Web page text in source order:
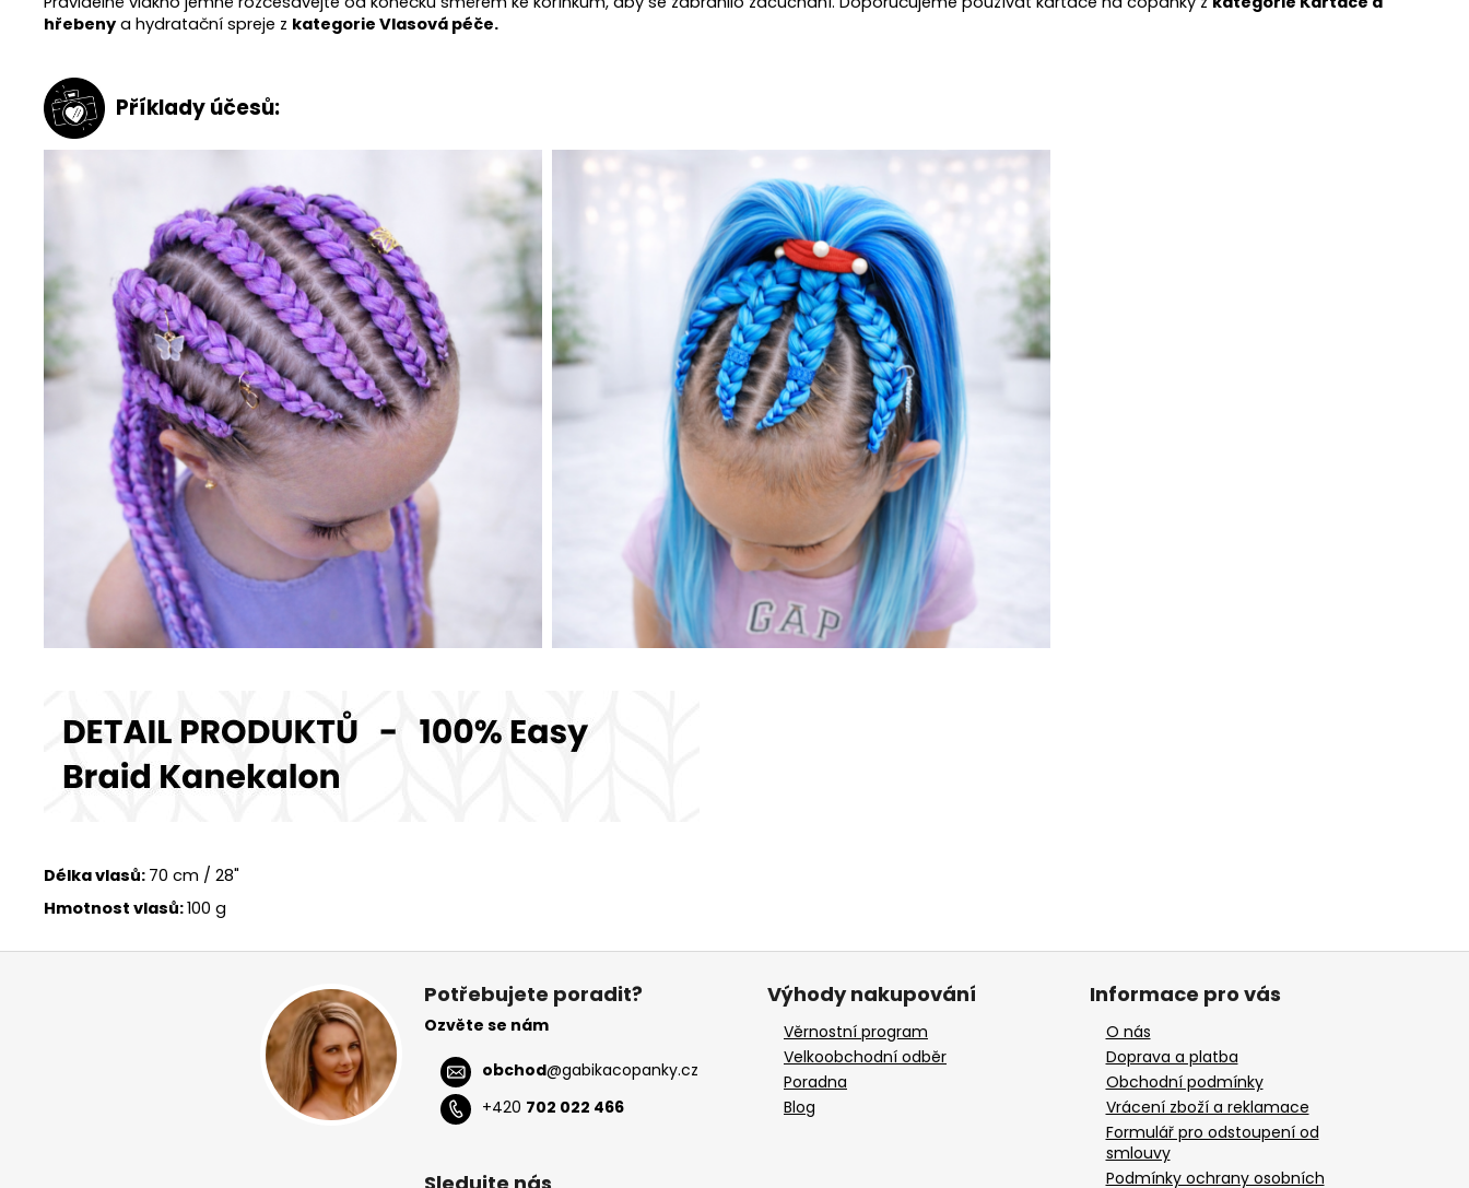
hřebeny a hydratační spreje z kategorie Vlasová péče.
Příklady účesů:
Délka vlasů: 70 cm / 28"
Hmotnost vlasů:100 g
Potřebujete poradit?
Ozvěte se nám
obchod@gabikacopanky.cz
+420 702 022 466
Výhody nakupování
Věrnostní program
Velkoobchodní odběr
Poradna
Blog
Informace pro vás
O nás
Doprava a platba
Obchodní podmínky
Vrácení zboží a reklamace
Formulář pro odstoupení od
smlouvy
Podmínky ochrany osobních